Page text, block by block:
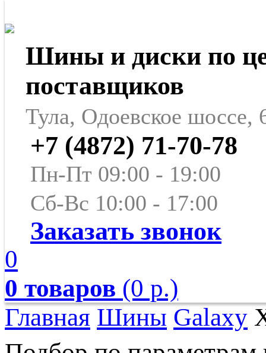
Шины и диски по
поставщиков
Тула, Одоевское шоссе,
+7 (4872) 71-70-78
Пн-Пт 09:00 - 19:00
Сб-Вс 10:00 - 17:00
Заказать звонок
0
0 товаров (0 р.)
Главная Шины Galaxy